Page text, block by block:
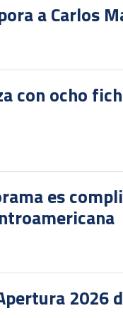
a Carlos
con ocho
es
2026